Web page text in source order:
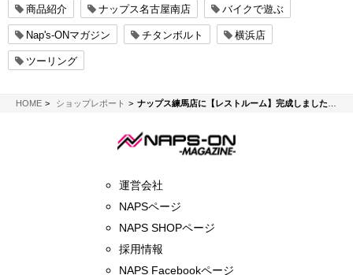
商品紹介 ナップス名古屋南店 バイクで遊ぶ
Nap's-ONマガジン チタンボルト 横浜店
ツーリング
HOMENAPS-ON マガジン
ショップレポート ナップス練馬店に【レストルーム】完成しました！！
運営会社
NAPSページ
NAPS SHOPページ
採用情報
NAPS Facebookページ